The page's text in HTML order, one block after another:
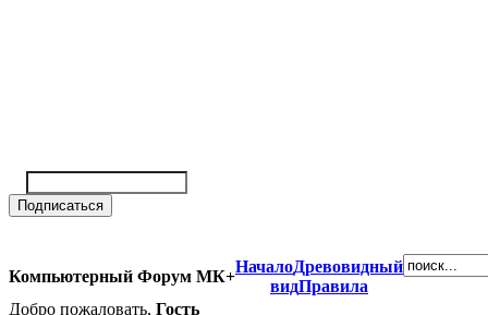
Компьютерный Форум МК+
НачалоДревовидный
видПравила
Добро пожаловать, Гость